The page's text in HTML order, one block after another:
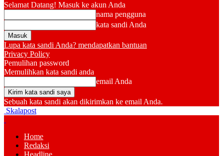
Selamat Datang! Masuk ke akun Anda
nama pengguna
kata sandi Anda
Lupa kata sandi Anda? mendapatkan bantuan
Privacy Policy
Pemulihan password
Memulihkan kata sandi anda
email Anda
Sebuah kata sandi akan dikirimkan ke email Anda.
Skalapost
Home
Redaksi
Headline